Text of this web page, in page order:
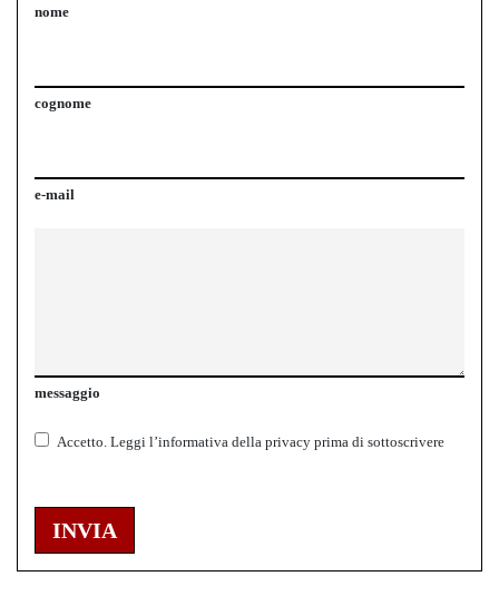
nome
cognome
e-mail
messaggio
Accetto. Leggi l’informativa della privacy prima di sottoscrivere
INVIA